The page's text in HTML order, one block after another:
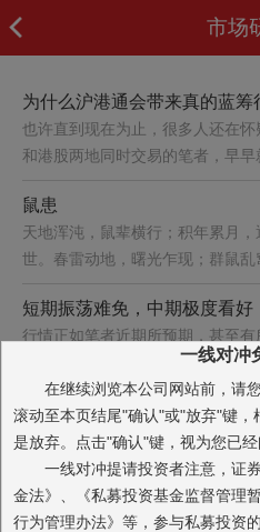
市场
为什么沪港通会带来真的蓝筹
也许直到现在为止，很多人还在
和港股两地同时交易的笔者，早早
鼠患
天地浑沌，鼠辈横行；积年累月
世。春雷动地，曙光乍现；群鼠乱
短期振荡难免，中期极度看好
行情正如笔者近期所预期，甚至
购资金解冻的今天和明天，不知有
行情恐怕要超预期
昨天笔者在观察：在创业板暴跌的
如果说昨天蓝筹还有一点犹豫的
蓝筹行情已不可置疑。
一线对冲
在继续浏览本公司网站前，请
滚动至本页结尾"确认"或"放弃"键
是放弃。点击"确认"键，视为您已
一线对冲提请投资者注意，证
金法》、《私募投资基金监督管理
行为管理办法》等，参与私募投资